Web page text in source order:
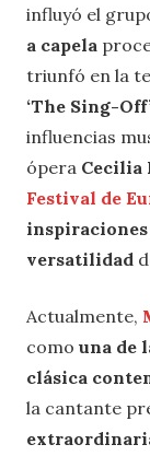
influyó el
a capela
triunfó en la
‘The Sing-
influencias
ópera Cecilia
Festival de
versatilidad
Actualmente,
como una de
clásica
la cantante